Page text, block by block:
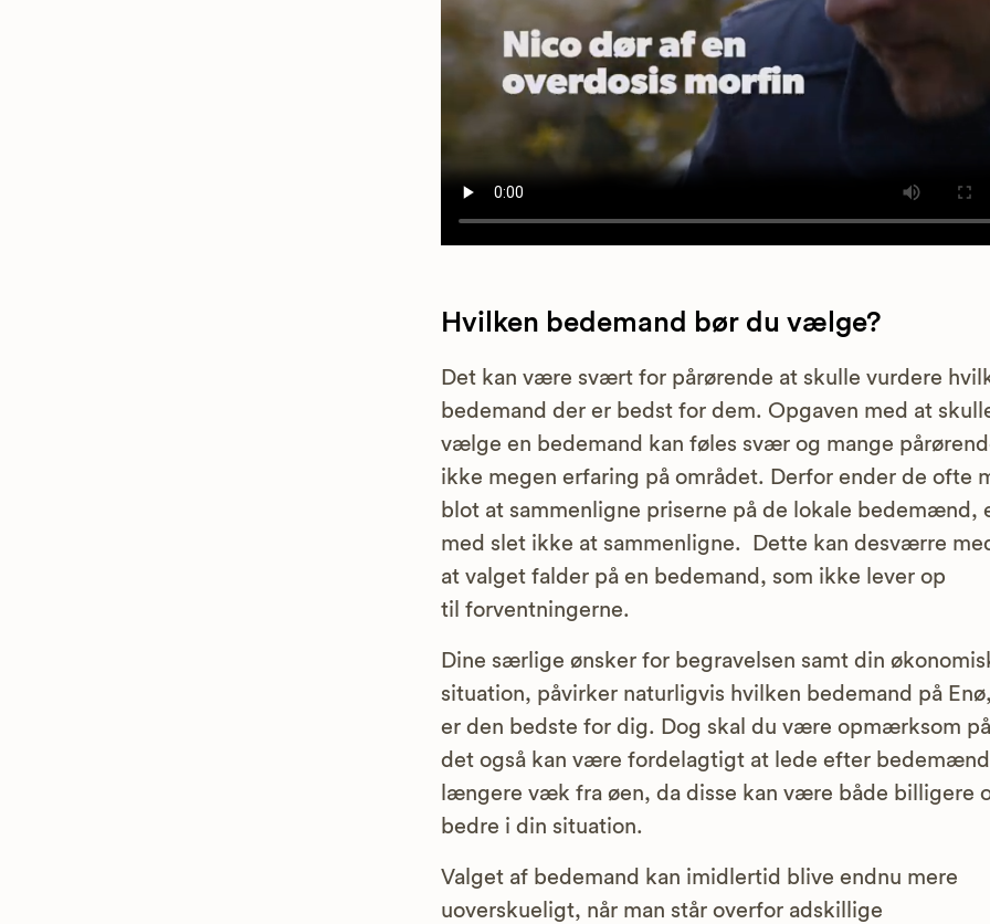
Hvilken bedemand bør du vælge?
Det kan være svært for pårørende at skulle vurdere
bedemand der er bedst for dem. Opgaven med at
vælge en bedemand kan føles svær og mange
ikke megen erfaring på området. Derfor ender de ofte
blot at sammenligne priserne på de lokale bedemænd,
med slet ikke at sammenligne. Dette kan desværre
at valget falder på en bedemand, som ikke lever op
til forventningerne.
Dine særlige ønsker for begravelsen samt din
situation, påvirker naturligvis hvilken bedemand på
er den bedste for dig. Dog skal du være opmærksom
det også kan være fordelagtigt at lede efter
længere væk fra øen, da disse kan være både billigere
bedre i din situation.
Valget af bedemand kan imidlertid blive endnu mere
uoverskueligt, når man står overfor adskillige